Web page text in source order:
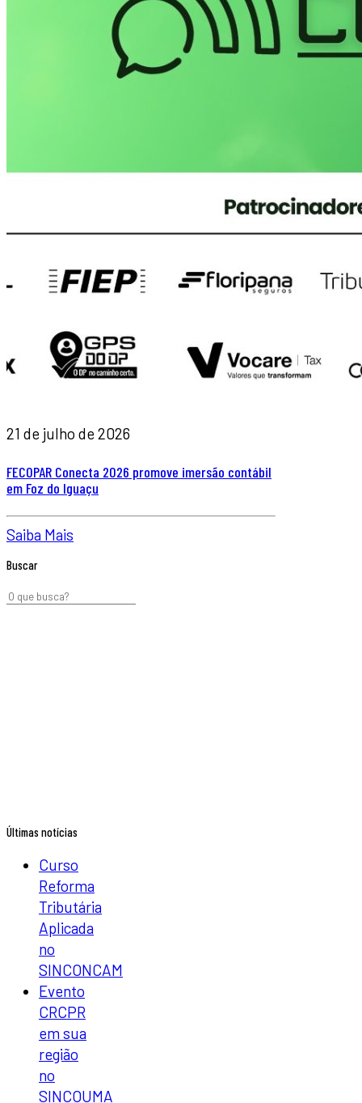
21 de julho de 2026
FECOPAR Conecta 2026 promove imersão contábil
em Foz do Iguaçu
Saiba Mais
Buscar
Últimas notícias
Curso
Reforma
Tributária
Aplicada
no
SINCONCAM
Evento
CRCPR
em sua
região
no
SINCOUMA